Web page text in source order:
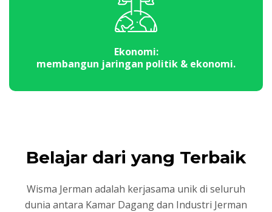
Ekonomi:
membangun jaringan politik & ekonomi.
Belajar dari yang Terbaik
Wisma Jerman adalah kerjasama unik di seluruh
dunia antara Kamar Dagang dan Industri Jerman